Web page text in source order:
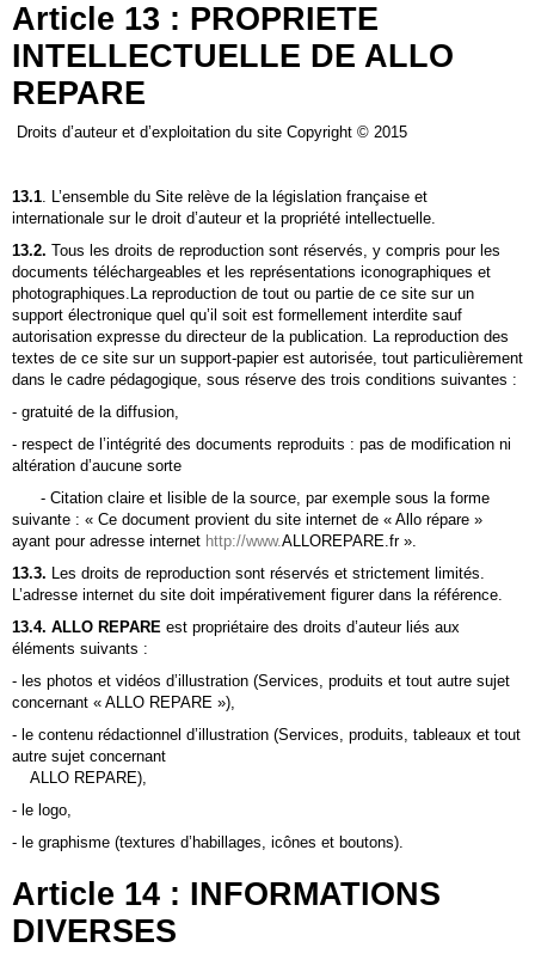
Article 13 : PROPRIETE
INTELLECTUELLE DE ALLO
REPARE
Droits d’auteur et d’exploitation du site Copyright © 2015
13.1. L’ensemble du Site relève de la législation française et
internationale sur le droit d’auteur et la propriété intellectuelle.
13.2. Tous les droits de reproduction sont réservés, y compris pour les
documents téléchargeables et les représentations iconographiques et
photographiques.La reproduction de tout ou partie de ce site sur un
support électronique quel qu’il soit est formellement interdite sauf
autorisation expresse du directeur de la publication. La reproduction des
textes de ce site sur un support-papier est autorisée, tout particulièrement
dans le cadre pédagogique, sous réserve des trois conditions suivantes :
- gratuité de la diffusion,
- respect de l’intégrité des documents reproduits : pas de modification ni
altération d’aucune sorte
- Citation claire et lisible de la source, par exemple sous la forme
suivante : « Ce document provient du site internet de « Allo répare »
ayant pour adresse internet http://www.ALLOREPARE.fr ».
13.3. Les droits de reproduction sont réservés et strictement limités.
L’adresse internet du site doit impérativement figurer dans la référence.
13.4. ALLO REPARE est propriétaire des droits d’auteur liés aux
éléments suivants :
- les photos et vidéos d’illustration (Services, produits et tout autre sujet
concernant « ALLO REPARE »),
- le contenu rédactionnel d’illustration (Services, produits, tableaux et tout
autre sujet concernant
ALLO REPARE),
- le logo,
- le graphisme (textures d’habillages, icônes et boutons).
Article 14 : INFORMATIONS
DIVERSES